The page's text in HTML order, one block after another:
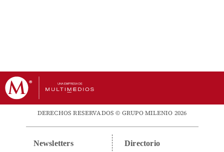
DERECHOS RESERVADOS © GRUPO MILENIO 2026
Newsletters Directorio